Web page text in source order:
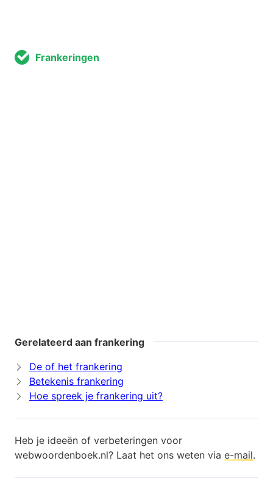
Frankeringen
Gerelateerd aan frankering
De of het frankering
Betekenis frankering
Hoe spreek je frankering uit?
Heb je ideeën of verbeteringen voor
webwoordenboek.nl? Laat het ons weten via e-mail.